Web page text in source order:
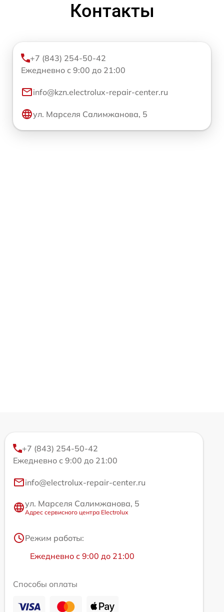
Контакты
+7 (843) 254-50-42
Ежедневно с 9:00 до 21:00
info@kzn.electrolux-repair-center.ru
ул. Марселя Салимжанова, 5
+7 (843) 254-50-42
Ежедневно с 9:00 до 21:00
info@electrolux-repair-center.ru
ул. Марселя Салимжанова, 5
Адрес сервисного центра Electrolux
Режим работы:
Ежедневно с 9:00 до 21:00
Способы оплаты